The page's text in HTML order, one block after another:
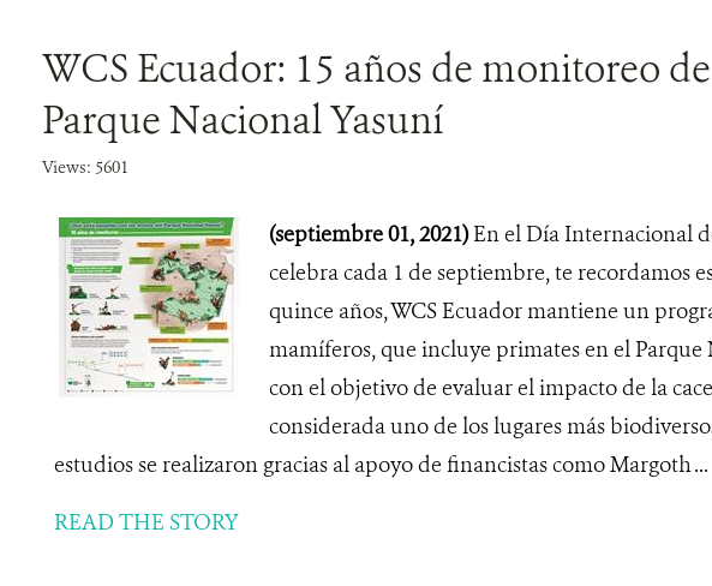
WCS Ecuador: 15 años de monitoreo
Parque Nacional Yasuní
Views: 5601
(septiembre 01, 2021)En el Día Internacional
celebra cada 1 de septiembre, te recordamos
quince años, WCS Ecuador mantiene un
mamíferos, que incluye primates en el Parque
con el objetivo de evaluar el impacto de la
considerada uno de los lugares más
estudios se realizaron gracias al apoyo de financistas como Margoth ...
READ THE STORY